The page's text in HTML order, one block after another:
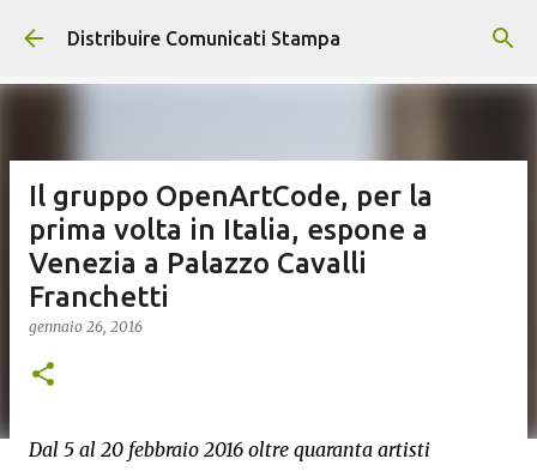
Passa ai contenuti principali
Distribuire Comunicati Stampa
Il gruppo OpenArtCode, per la
prima volta in Italia, espone a
Venezia a Palazzo Cavalli
Franchetti
gennaio 26, 2016
Dal 5 al 20 febbraio 2016 oltre quaranta artisti